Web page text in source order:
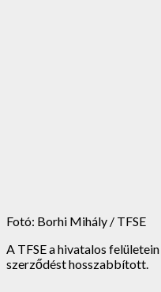
Fotó: Borhi Mihály / TFSE
A TFSE a hivatalos felületein
szerződést hosszabbított.